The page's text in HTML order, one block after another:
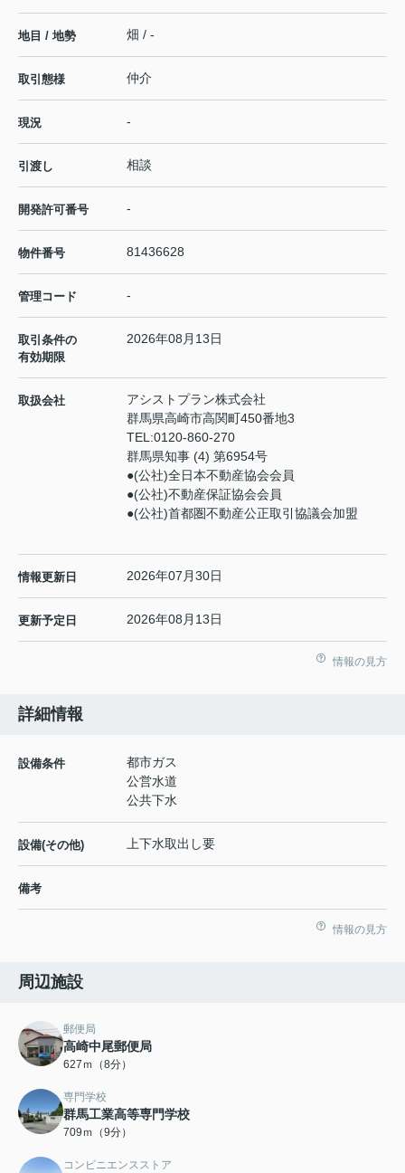
地目 / 地勢 畑 / -
取引態様 仲介
現況 -
引渡し 相談
開発許可番号 -
物件番号 81436628
管理コード -
取引条件の
有効期限
2026年08月13日
取扱会社
アシストプラン株式会社
群馬県高崎市高関町450番地3
TEL:0120-860-270
群馬県知事 (4) 第6954号
●(公社)全日本不動産協会会員
●(公社)不動産保証協会会員
●(公社)首都圏不動産公正取引協議会加盟
情報更新日 2026年07月30日
更新予定日 2026年08月13日
情報の見方
詳細情報
設備条件
都市ガス
公営水道
公共下水
設備(その他) 上下水取出し要
備考
情報の見方
周辺施設
郵便局
高崎中尾郵便局
627ｍ（8分）
専門学校
群馬工業高等専門学校
709ｍ（9分）
コンビニエンスストア